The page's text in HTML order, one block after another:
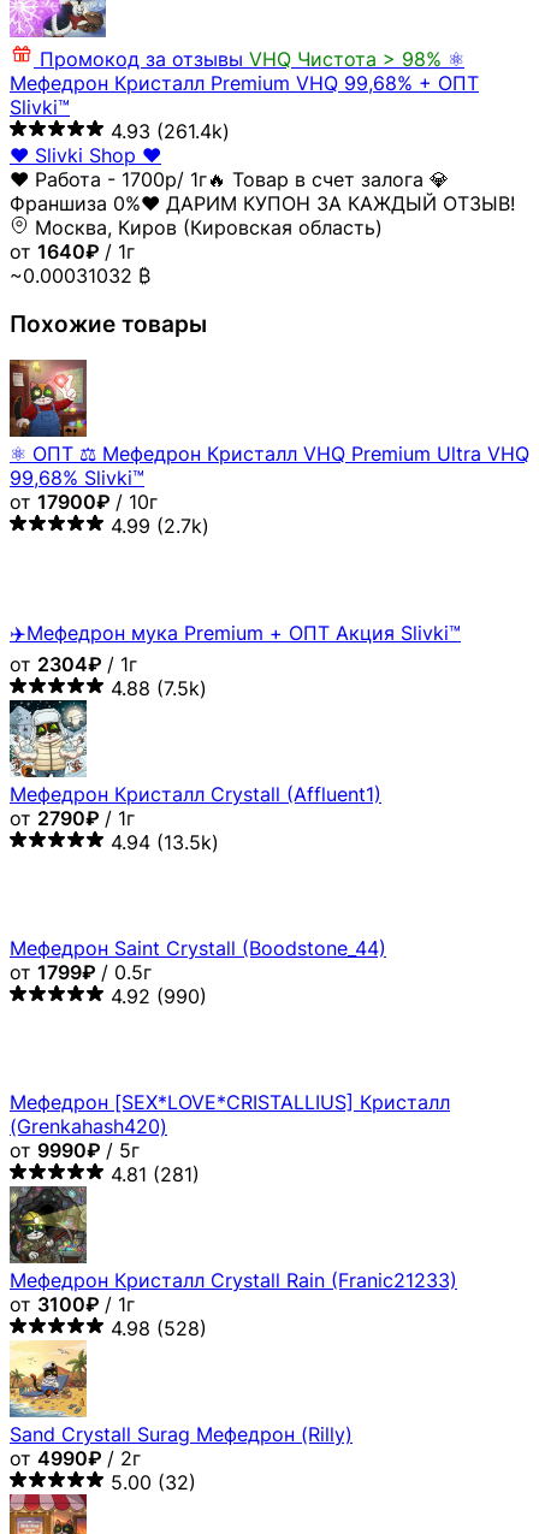
Промокод за отзывы VHQ Чистота > 98% ⚛️
Мефедрон Кристалл Premium VHQ 99,68% + ОПТ
Slivki™
4.93 (261.4k)
❤️ Slivki Shop ❤️
❤️ Работа - 1700р/ 1г🔥 Товар в счет залога 💎
Франшиза 0%❤️ ДАРИМ КУПОН ЗА КАЖДЫЙ ОТЗЫВ!
Москва, Киров (Кировская область)
от 1640₽ / 1г
~0.00031032 ₿
Похожие товары
⚛️ ОПТ ⚖ Мефедрон Кристалл VHQ Premium Ultra VHQ
99,68% Slivki™
от 17900₽ / 10г
4.99 (2.7k)
✈️Мефедрон мука Premium + ОПТ Акция Slivki™
от 2304₽ / 1г
4.88 (7.5k)
Мефедрон Кристалл Crystall (Affluent1)
от 2790₽ / 1г
4.94 (13.5k)
Мефедрон Saint Crystall (Boodstone_44)
от 1799₽ / 0.5г
4.92 (990)
Мефедрон [SEX*LOVE*CRISTALLIUS] Кристалл
(Grenkahash420)
от 9990₽ / 5г
4.81 (281)
Мефедрон Кристалл Crystall Rain (Franic21233)
от 3100₽ / 1г
4.98 (528)
Sand Crystall Surag Мефедрон (Rilly)
от 4990₽ / 2г
5.00 (32)